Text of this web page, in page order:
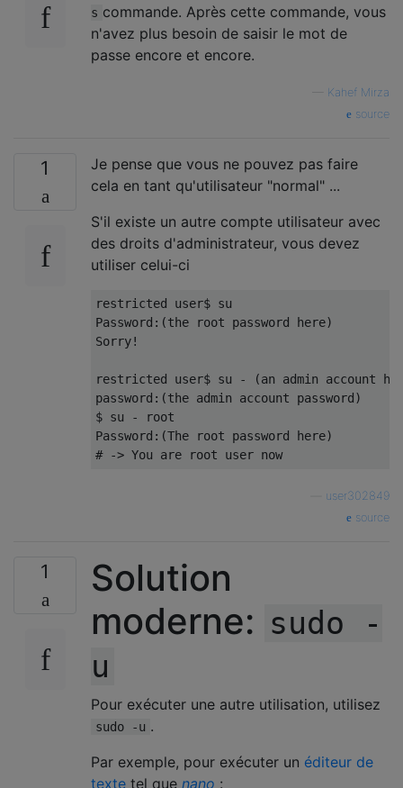
s commande. Après cette commande, vous
n'avez plus besoin de saisir le mot de
passe encore et encore.
Kahef Mirza
source
1
Je pense que vous ne pouvez pas faire
cela en tant qu'utilisateur "normal" ...
S'il existe un autre compte utilisateur avec
des droits d'administrateur, vous devez
utiliser celui-ci
Password :(the root password here)
Sorry!
restricted user$ su - (an admin account
password :(the admin account password)
$ su
-
Password :(The root password here)
# -> You are root user now
user302849
source
1
Solution
moderne: sudo -
u
Pour exécuter une autre utilisation, utilisez
sudo -u .
Par exemple, pour exécuter un éditeur de
texte tel que nano :